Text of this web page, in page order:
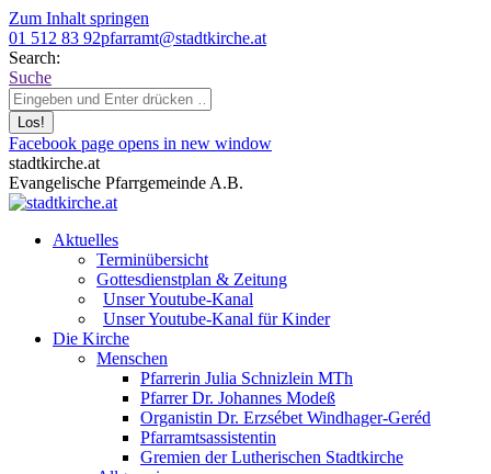
Zum Inhalt springen
01 512 83 92pfarramt@stadtkirche.at
Search:
Suche
Facebook page opens in new window
stadtkirche.at
Evangelische Pfarrgemeinde A.B.
Aktuelles
Terminübersicht
Gottesdienstplan & Zeitung
Unser Youtube-Kanal
Unser Youtube-Kanal für Kinder
Die Kirche
Menschen
Pfarrerin Julia Schnizlein MTh
Pfarrer Dr. Johannes Modeß
Organistin Dr. Erzsébet Windhager-Geréd
Pfarramtsassistentin
Gremien der Lutherischen Stadtkirche